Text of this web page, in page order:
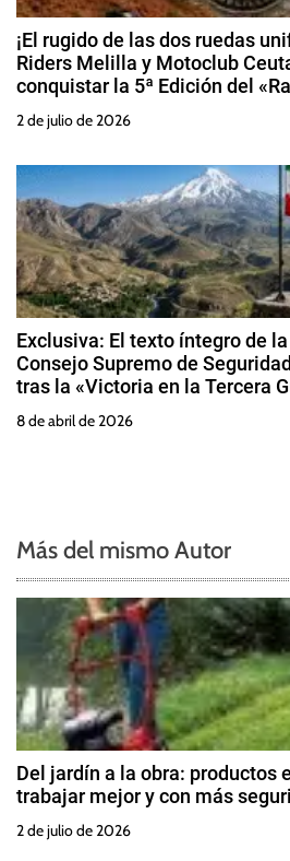
¡El rugido de las dos ruedas
Riders Melilla y Motoclub
conquistar la 5ª Edición del
Amis Alhuseima»
2 de julio de 2026
Exclusiva: El texto íntegro de
Consejo Supremo de
tras la «Victoria en la Tercera
8 de abril de 2026
Más del mismo Autor
Del jardín a la obra: productos
trabajar mejor y con más
2 de julio de 2026